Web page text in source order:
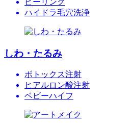
ピーリング
ハイドラ毛穴洗浄
しわ・たるみ
ボトックス注射
ヒアルロン酸注射
ベビーハイフ